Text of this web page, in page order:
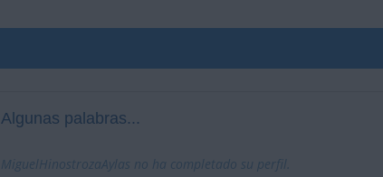
Algunas palabras...
MiguelHinostrozaAylas no ha completado su perfil.